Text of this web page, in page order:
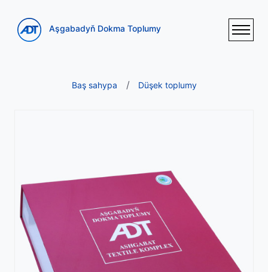
Aşgabadyň Dokma Toplumy
Baş sahypa Düşek toplumy